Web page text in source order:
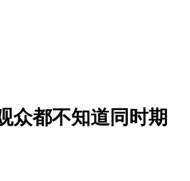
众都不知道同时期